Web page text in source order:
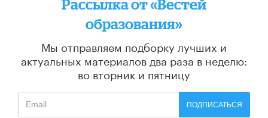
Рассылка от «Вестей
образования»
Мы отправляем подборку лучших и
актуальных материалов два раза в неделю:
во вторник и пятницу
ПОДПИСАТЬСЯ